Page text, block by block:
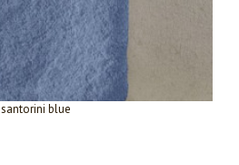
santorini blue